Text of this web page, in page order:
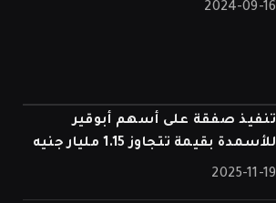
2024-09-16
تنفيذ صفقة على أسهم أبوقير
للأسمدة بقيمة تتجاوز 1.15 مليار جنيه
2025-11-19